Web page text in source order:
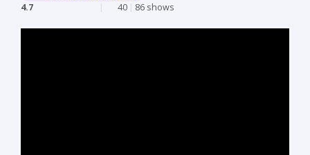
4.7 | 40 | 86 shows